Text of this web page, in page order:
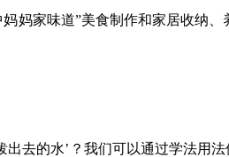
中妈妈家味道”美食制作和
去的水’？我们可以通过学法用法